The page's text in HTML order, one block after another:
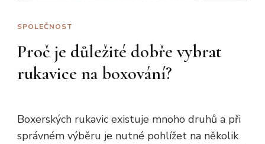
SPOLEČNOST
Proč je důležité dobře vybrat
rukavice na boxování?
Boxerských rukavic existuje mnoho druhů a při
správném výběru je nutné pohlížet na několik